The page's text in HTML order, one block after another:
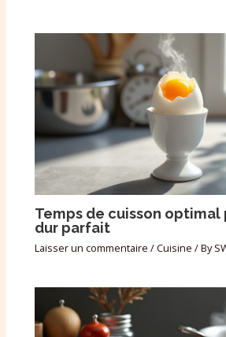
Temps de cuisson
dur parfait
Laisser un commentaire /Cuisine / By